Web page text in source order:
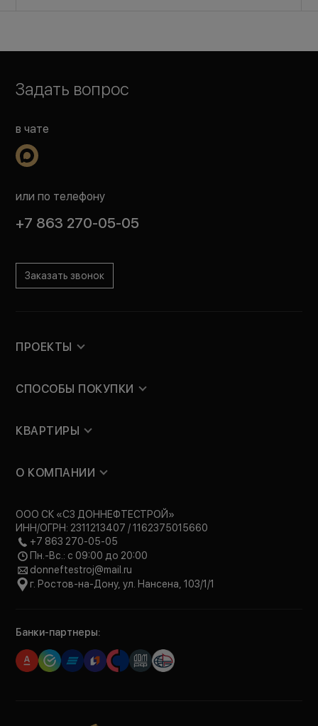
Задать вопрос
в чате
или по телефону
+7 863 270-05-05
Заказать звонок
ПРОЕКТЫ
СПОСОБЫ ПОКУПКИ
КВАРТИРЫ
О КОМПАНИИ
ООО СК «СЗ ДОННЕФТЕСТРОЙ»
ИНН/ОГРН: 2311213407 / 1162375015660
+7 863 270-05-05
Пн.-Вс.: с 09:00 до 20:00
donneftestroj@mail.ru
г. Ростов-на-Дону, ул. Нансена, 103/1/1
Банки-партнеры: